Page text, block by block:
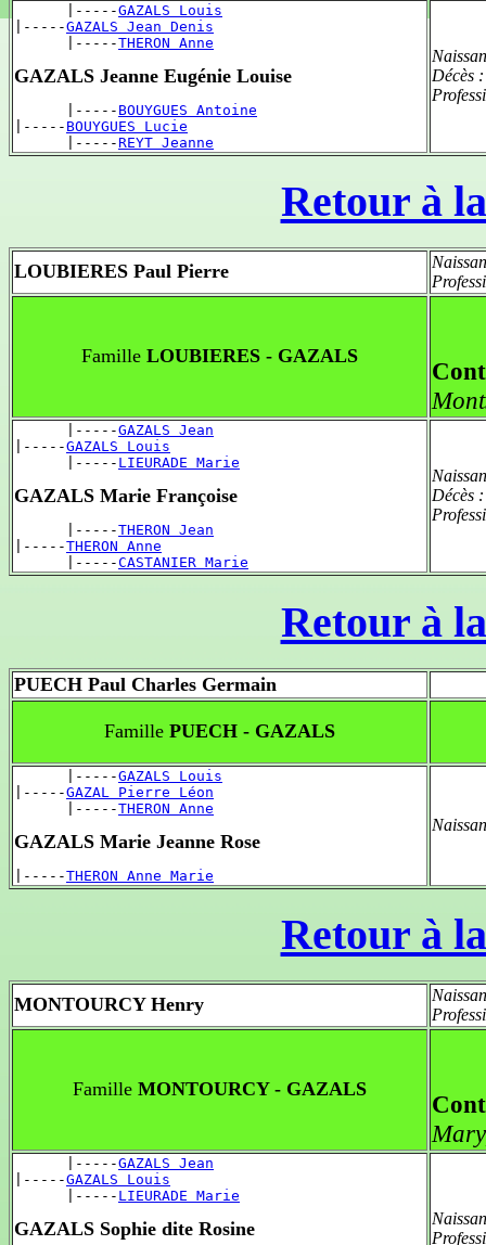
      |-----
GAZALS Louis
|-----GAZALS Jean Denis
      |-----
THERON Anne
GAZALS Jeanne Eugénie Louise
      |-----
BOUYGUES Antoine
|----- BOUYGUES Lucie
      |-----
REYT Jeanne
Décès
Retour à
LOUBIERES Paul Pierre
Famille LOUBIERES - GAZALS
      |-----
GAZALS Jean
|-----GAZALS Louis
      |-----
LIEURADE Marie
GAZALS Marie Françoise
      |-----
THERON Jean
|-----THERON Anne
      |-----
CASTANIER Marie
Décès
Retour à
PUECH Paul Charles Germain
Famille PUECH - GAZALS
      |-----
GAZALS Louis
|-----GAZAL Pierre Léon
      |-----
THERON Anne
GAZALS Marie Jeanne Rose
|-----THERON Anne Marie
Retour à
MONTOURCY Henry
Famille MONTOURCY - GAZALS
      |-----
GAZALS Jean
|-----GAZALS Louis
      |-----
LIEURADE Marie
GAZALS Sophie dite Rosine